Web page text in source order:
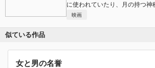
に使われていたり、月の持つ神
映画
似ている作品
女と男の名誉